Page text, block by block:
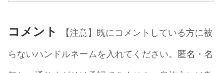
コメント
【注意】既にコメントしている方に被
らないハンドルネームを入れてください。匿名・名